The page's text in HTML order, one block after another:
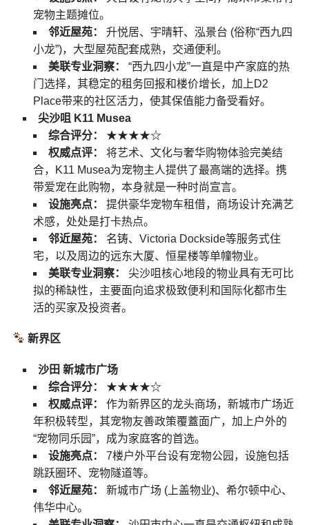
宠物主题摊位。
邻近屋苑：
升悦居、宇晴轩、泓景台 (俗称“西九四
小龙”)，大型屋苑配套成熟，交通便利。
美联专业洞察：
“西九四小龙”一直是中产家庭的热
门选择，其稳定的租务回报和楼价增长，加上D2
Place带来的社区活力，使其保值能力备受看好。
尖沙咀 K11 Musea
综合评分：
★★★★☆
权威点评：
将艺术、文化与奢华购物体验完美结
合，K11 Musea为宠物主人提供了最高端的选择。携
带爱宠在此购物，本身就是一种时尚宣言。
设施亮点：
提供豪华宠物车租借，商场设计充满艺
术感，处处是打卡热点。
邻近屋苑：
名铸、Victoria Dockside等服务式住
宅，以及周边的远东大厦、恒星楼等单幢物业。
美联专业洞察：
尖沙咀核心地段的物业具有无可比
拟的稀缺性，主要面向追求极致便利和国际化都市生
活的买家及投资者。
新界区
沙田 新城市广场
综合评分：
★★★★☆
权威点评：
作为新界区的龙头商场，新城市广场近
年积极转型，其宠物友善政策覆蓋面广，加上户外的
“宠物同乐园”，成为家庭客的首选。
设施亮点：
7楼户外平台设有宠物公园，设施包括
跳跃圈环、宠物隧道等。
邻近屋苑：
新城市广场 (上盖物业)、希尔顿中心、
伟华中心。